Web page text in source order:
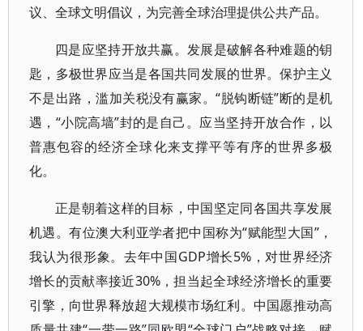
议、全球文明倡议，为完善全球治理提供公共产品。
四是应坚持开放共赢。发展是破解各种难题的钥
匙，多极世界应当是各国共同发展的世界。保护主义
不是出路，滥加关税没有赢家。“脱钩断链”断的是机
遇，“小院高墙”封的是自己。应当坚持开放合作，以
普惠包容的经济全球化来支撑平等有序的世界多极
化。
正是朝着这样的目标，中国坚定同各国共享发展
机遇。有位澳大利亚学者把中国称为“赋能型大国”，
我认为很形象。去年中国GDP增长5%，对世界经济
增长的贡献率接近30%，担当起全球经济增长的重要
引擎，向世界释放超大规模市场红利。中国愿推动高